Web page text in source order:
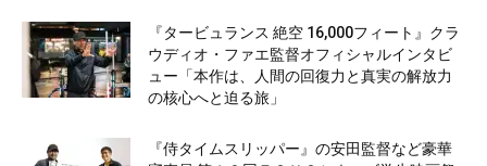
『タービュランス 絶空 16,000フィート』クラ
ウディオ・ファエ監督オフィシャルインタビ
ュー「本作は、人間の回復力と真実の解放力
の核心へと迫る旅」
『侍タイムスリッパー』の安田監督など豪華